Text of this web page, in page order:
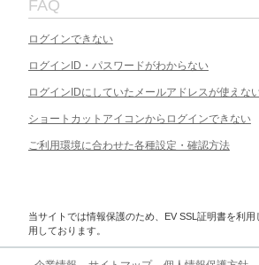
FAQ
ログインできない
ログインID・パスワードがわからない
ログインIDにしていたメールアドレスが使えな
ショートカットアイコンからログインできない
ご利用環境に合わせた各種設定・確認方法
当サイトでは情報保護のため、EV SSL証明書を利
用しております。